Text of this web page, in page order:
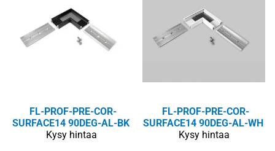
FL-PROF-PRE-COR-
SURFACE14 90DEG-AL-BK
Kysy hintaa
FL-PROF-PRE-COR-
SURFACE14 90DEG-AL-WH
Kysy hintaa